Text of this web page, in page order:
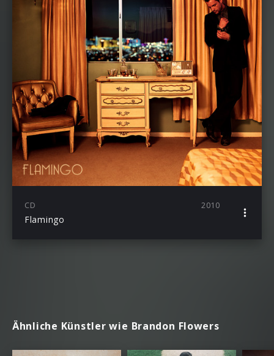
CD 2010
Flamingo
Ähnliche Künstler wie Brandon Flowers